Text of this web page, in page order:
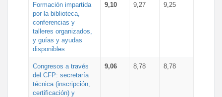
Formación impartida
por la biblioteca,
conferencias y
talleres organizados,
y guías y ayudas
disponibles
9,10 9,27 9,25
Congresos a través
del CFP: secretaría
técnica (inscripción,
certificación) y
9,06 8,78 8,78